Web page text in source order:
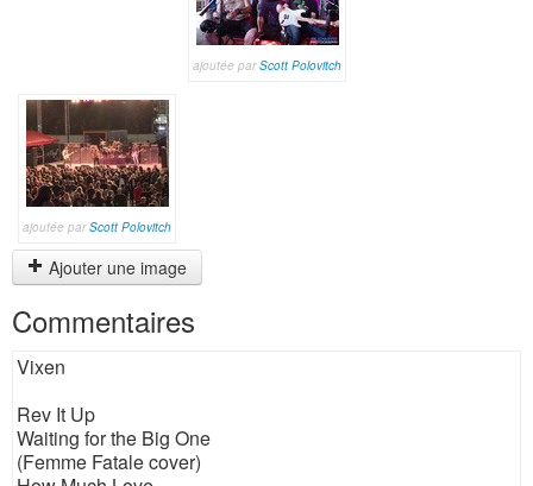
ajoutée parScott Polovitch
ajoutée parScott Polovitch
Ajouter une image
Commentaires
Vixen
Rev It Up
Waiting for the Big One
(Femme Fatale cover)